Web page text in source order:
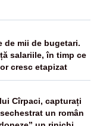
de mii de bugetari.
salariile, în timp ce
cresc etapizat
Cîrpaci, capturați
un român